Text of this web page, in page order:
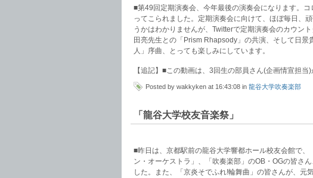
■第49回定期演奏会、今年最後の演奏会になります。
ってこられました。定期演奏会に向けて、ほぼ毎日、
うかはわかりませんが、Twitterで定期演奏会のカウン
田亮先生との「Prism Rhapsody」の共演、そして日
人」序曲、とっても楽しみにしています。
【追記】■この動画は、3回生の部員さん(企画情宣担当
Posted by wakkyken at 16:43:08 in 龍谷大学吹奏楽部
「龍谷大学校友音楽祭」
■昨日は、京都駅前の龍谷大学響都ホール校友会館で
ン・オーケストラ」、「吹奏楽部」のOB・OGの皆さ
した。また、「京炎そでふれ!輪舞曲」の皆さんが、